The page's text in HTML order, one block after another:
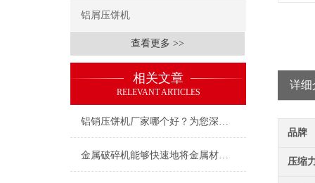
铝屑压饼机
查看更多 >>
相关文章
RELEVANT ARTICLES
铝销压饼机厂家哪个好？为您深度解析行业优选——恩派特
金属破碎机能够快速地将金属材料破碎成小块或粉末
详细
品牌
压缩